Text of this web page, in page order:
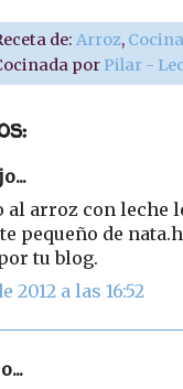
de:Arroz,
por Pilar -
arroz con leche
pequeño de
tu blog.
2012 a las 16:52